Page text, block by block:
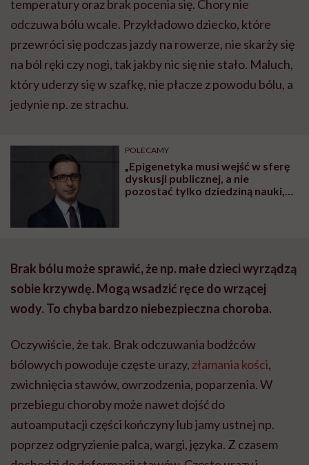
temperatury oraz brak pocenia się. Chory nie
odczuwa bólu wcale. Przykładowo dziecko, które
przewróci się podczas jazdy na rowerze, nie skarży się
na ból ręki czy nogi, tak jakby nic się nie stało. Maluch,
który uderzy się w szafkę, nie płacze z powodu bólu, a
jedynie np. ze strachu.
POLECAMY
„Epigenetyka musi wejść w sferę
dyskusji publicznej, a nie
pozostać tylko dziedziną nauki,
Brak bólu może sprawić, że np. małe dzieci wyrządzą
sobie krzywdę. Mogą wsadzić ręce do wrzącej
wody. To chyba bardzo niebezpieczna choroba.
Oczywiście, że tak. Brak odczuwania bodźców
bólowych powoduje częste urazy, złamania kości,
zwichnięcia stawów, owrzodzenia, poparzenia. W
przebiegu choroby może nawet dojść do
autoamputacji części kończyny lub jamy ustnej np.
poprzez odgryzienie palca, wargi, języka. Z czasem